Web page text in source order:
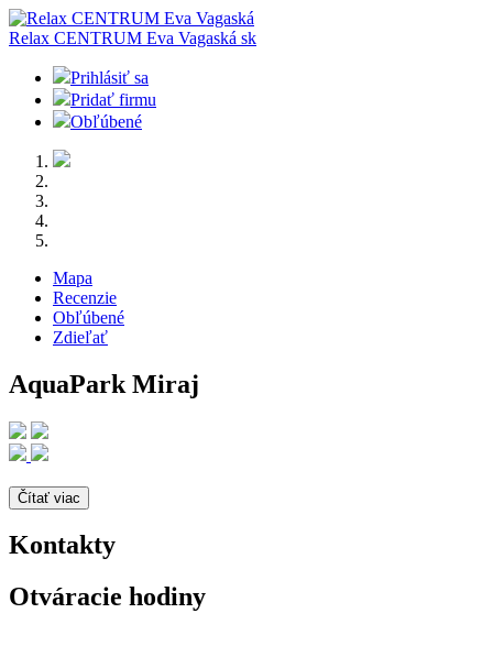
Relax CENTRUM Eva Vagaská sk
Prihlásiť sa
Pridať firmu
Obľúbené
Mapa
Recenzie
Obľúbené
Zdieľať
AquaPark Miraj
Čítať viac
Kontakty
Otváracie hodiny